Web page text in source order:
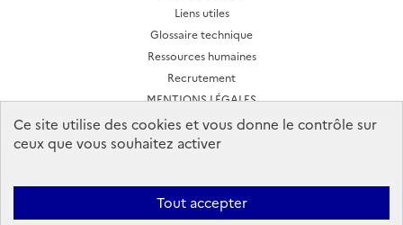
Liens utiles
Glossaire technique
Ressources humaines
Recrutement
MENTIONS LÉGALES
CONDITIONS D'UTILISATION
Archives des lettres d'actualité
Ineris 2026. Tous droits réservés.
Ce site utilise des cookies et vous donne le contrôle sur
ceux que vous souhaitez activer
Tout accepter